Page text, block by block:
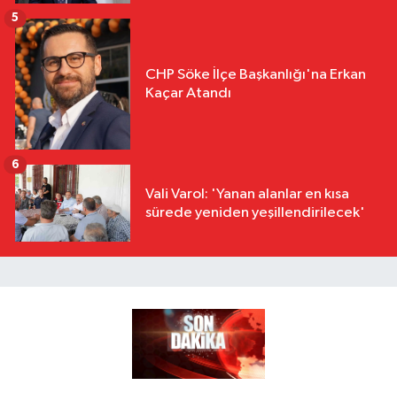
CHP Söke İlçe Başkanlığı'na Erkan
Kaçar Atandı
5
Vali Varol: 'Yanan alanlar en kısa
sürede yeniden yeşillendirilecek'
6